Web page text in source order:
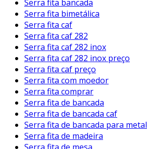
Serra fita bancada
Serra fita bimetálica
Serra fita caf
Serra fita caf 282
Serra fita caf 282 inox
Serra fita caf 282 inox preço
Serra fita caf preço
Serra fita com moedor
Serra fita comprar
Serra fita de bancada
Serra fita de bancada caf
Serra fita de bancada para metal
Serra fita de madeira